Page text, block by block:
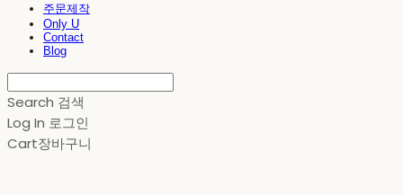
주문제작
Only U
Contact
Blog
Search 검색
Log In 로그인
Cart장바구니